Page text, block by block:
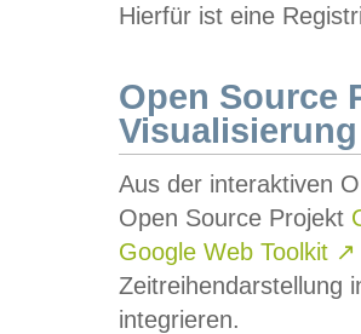
Hierfür ist eine
Open Source
Visualisierung
Aus der interaktiven
Open Source Projekt
Google Web Toolkit ↗
Zeitreihendarstellung
integrieren.